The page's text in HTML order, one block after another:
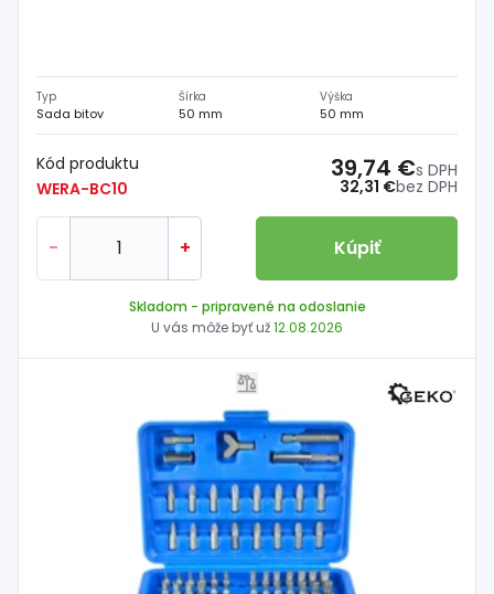
Typ
Sada bitov
Šírka
50 mm
Výška
50 mm
Kód produktu
WERA-BC10
32,31 €bez DPH
39,74 €s DPH
- + Kúpiť
Skladom - pripravené na odoslanie
U vás môže byť už12.08.2026